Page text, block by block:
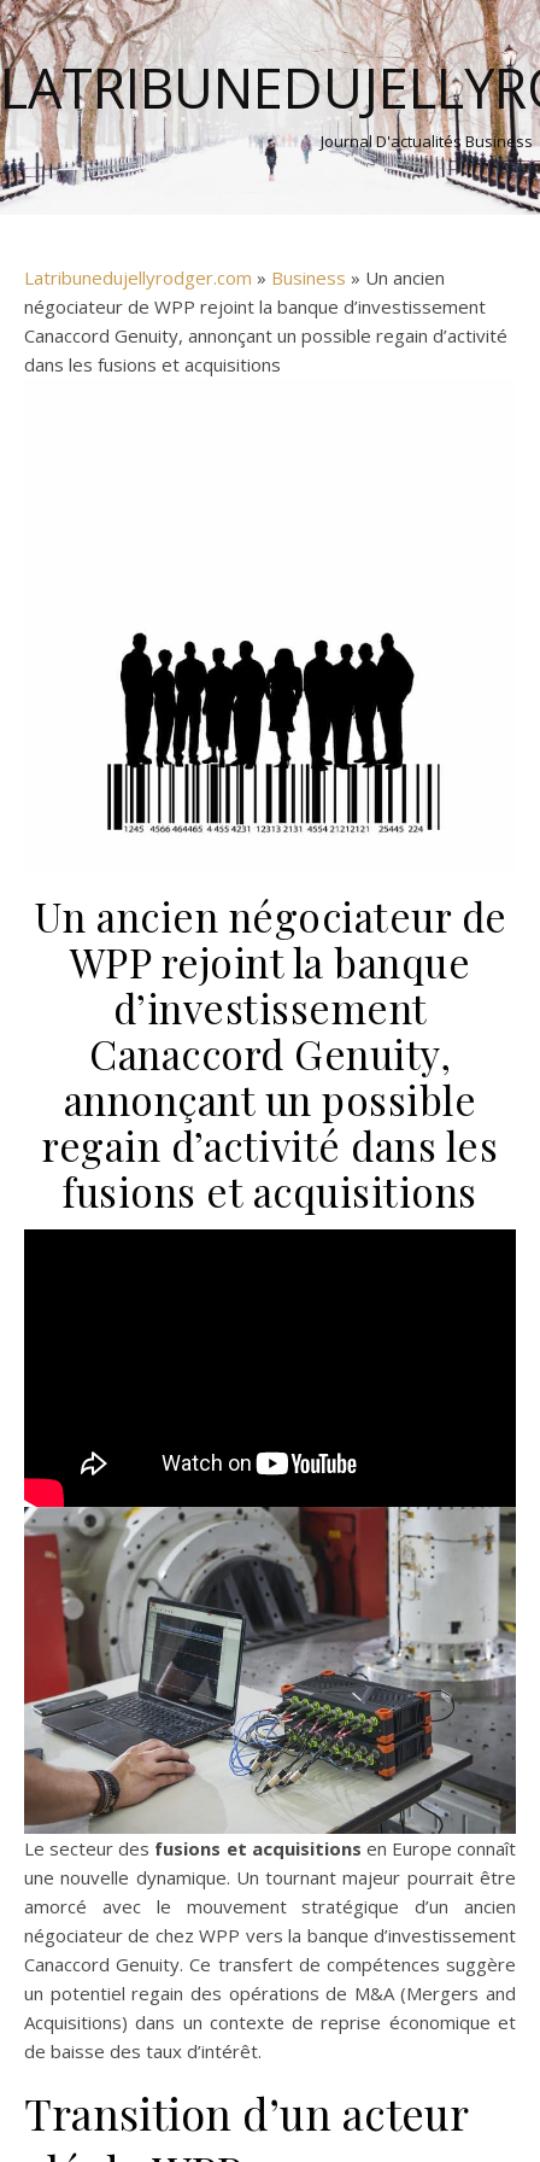
Journal D'actualités Business
Latribunedujellyrodger.com » Business » Un ancien
négociateur de WPP rejoint la banque d’investissement
Canaccord Genuity, annonçant un possible regain d’activité
dans les fusions et acquisitions
Un ancien négociateur de
WPP rejoint la banque
d’investissement
Canaccord Genuity,
annonçant un possible
regain d’activité dans les
fusions et acquisitions
Le secteur des fusions et acquisitions en Europe connaît
une nouvelle dynamique. Un tournant majeur pourrait être
amorcé avec le mouvement stratégique d’un ancien
négociateur de chez WPP vers la banque d’investissement
Canaccord Genuity. Ce transfert de compétences suggère
un potentiel regain des opérations de M&A (Mergers and
Acquisitions) dans un contexte de reprise économique et
de baisse des taux d’intérêt.
Transition d’un acteur